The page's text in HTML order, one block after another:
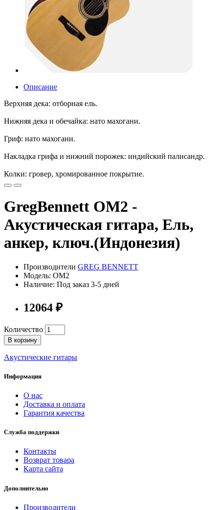
Описание
Верхняя дека: отборная ель.
Нижняя дека и обечайка: нато махогани.
Гриф: нато махогани.
Накладка грифа и нижний порожек: индийский палисандр.
Колки: гровер, хромированное покрытие.
GregBennett OM2 -
Акустическая гитара, Ель,
анкер, ключ.(Индонезия)
Производители GREG BENNETT
Модель: OM2
Наличие: Под заказ 3-5 дней
12064 ₽
Количество
В корзину
Акустические гитары
Информация
О нас
Доставка и оплата
Гарантия качества
Служба поддержки
Контакты
Возврат товара
Карта сайта
Дополнительно
Производители